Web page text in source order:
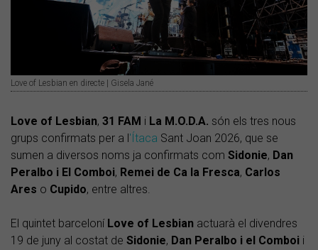
Love of Lesbian en directe | Gisela Jané
Love of Lesbian, 31 FAM i La M.O.D.A. són els tres nous
grups confirmats per a l 'Ítaca Sant Joan 2026, que se
sumen a diversos noms ja confirmats com Sidonie, Dan
Peralbo i El Comboi, Remei de Ca la Fresca, Carlos
Ares o Cupido, entre altres.
El quintet barceloní Love of Lesbian actuarà el divendres
19 de juny al costat de Sidonie, Dan Peralbo i el Comboi i